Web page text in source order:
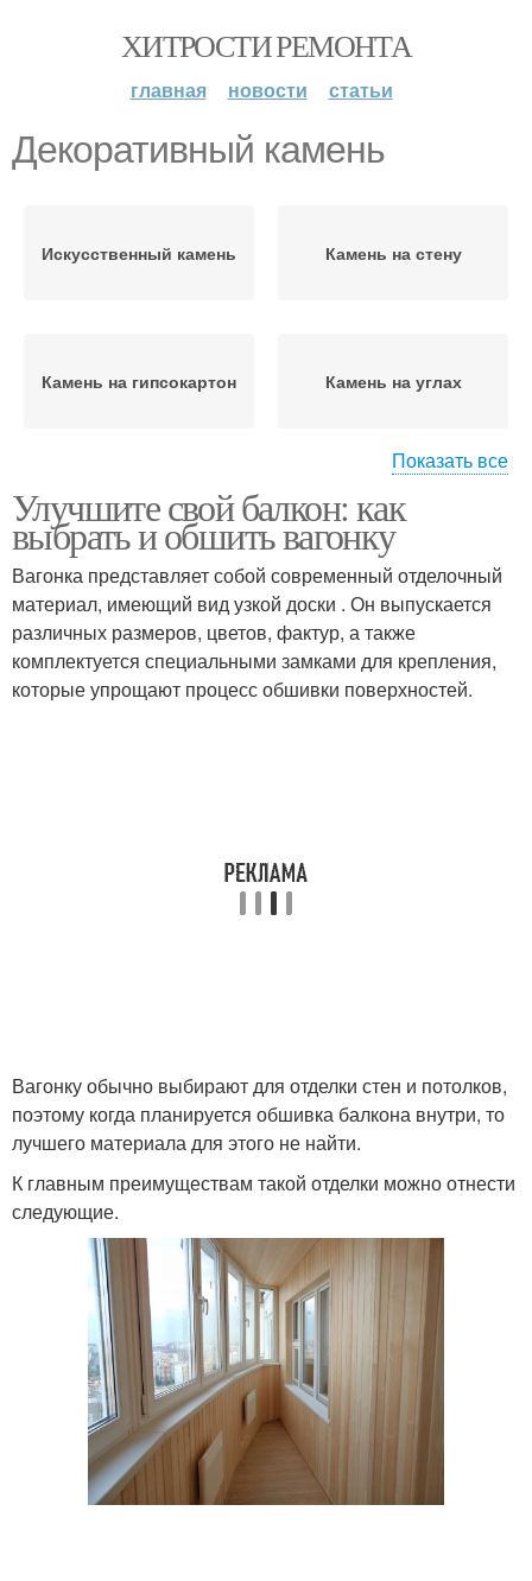
ХИТРОСТИ РЕМОНТА
главная новости статьи
Декоративный камень
Искусственный камень Камень на стену
Камень на гипсокартон Камень на углах
Декоративные камни
гвозди
Камень на высокие
стены
Камень на шпаклевку
Камень из гипсовой
Камень из бетона
Камень для внутренней
отделки
Камень для отделки
Камень в интерьерах Камень на фасад
Показать все
Улучшите свой балкон: как
выбрать и обшить вагонку
Вагонка представляет собой современный отделочный
материал, имеющий вид узкой доски . Он выпускается
различных размеров, цветов, фактур, а также
комплектуется специальными замками для крепления,
которые упрощают процесс обшивки поверхностей.
Вагонку обычно выбирают для отделки стен и потолков,
поэтому когда планируется обшивка балкона внутри, то
лучшего материала для этого не найти.
К главным преимуществам такой отделки можно отнести
следующие.